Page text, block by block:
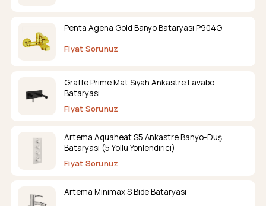
Penta Agena Gold Banyo Bataryası P904G
Fiyat Sorunuz
Graffe Prime Mat Siyah Ankastre Lavabo
Bataryası
Fiyat Sorunuz
Artema Aquaheat S5 Ankastre Banyo-Duş
Bataryası (5 Yollu Yönlendirici)
Fiyat Sorunuz
Artema Minimax S Bide Bataryası